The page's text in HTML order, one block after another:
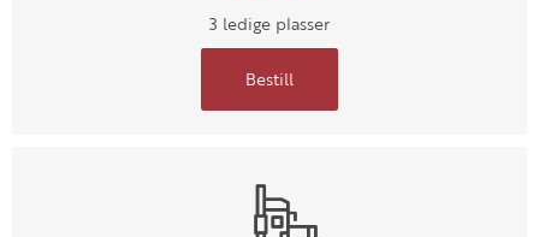
3 ledige plasser
Bestill